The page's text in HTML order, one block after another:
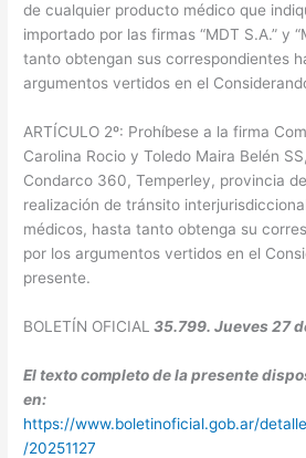
de cualquier producto médico que
importado por las firmas “MDT S.A.” y
tanto obtengan sus correspondientes
argumentos vertidos en el
ARTÍCULO 2º: Prohíbese a la firma
Carolina Rocio y Toledo Maira Belén
Condarco 360, Temperley, provincia
realización de tránsito
médicos, hasta tanto obtenga su
por los argumentos vertidos en el
presente.
BOLETÍN OFICIAL 35.799. Jueves 27
El texto completo de la presente
en:
https://www.boletinoficial.gob.ar/
/20251127